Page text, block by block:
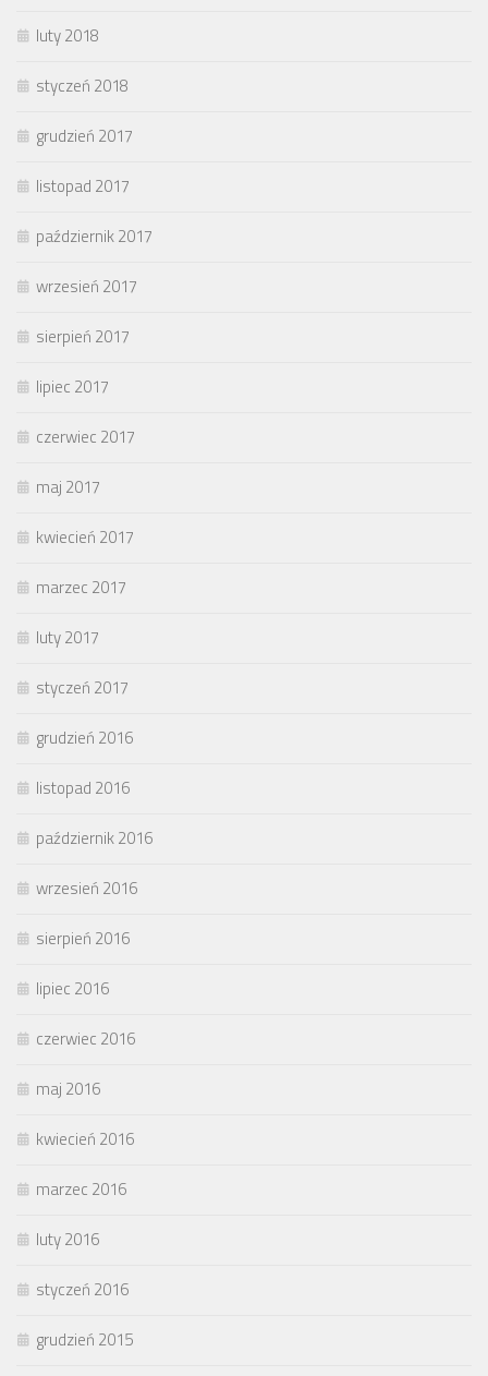
luty 2018
styczeń 2018
grudzień 2017
listopad 2017
październik 2017
wrzesień 2017
sierpień 2017
lipiec 2017
czerwiec 2017
maj 2017
kwiecień 2017
marzec 2017
luty 2017
styczeń 2017
grudzień 2016
listopad 2016
październik 2016
wrzesień 2016
sierpień 2016
lipiec 2016
czerwiec 2016
maj 2016
kwiecień 2016
marzec 2016
luty 2016
styczeń 2016
grudzień 2015